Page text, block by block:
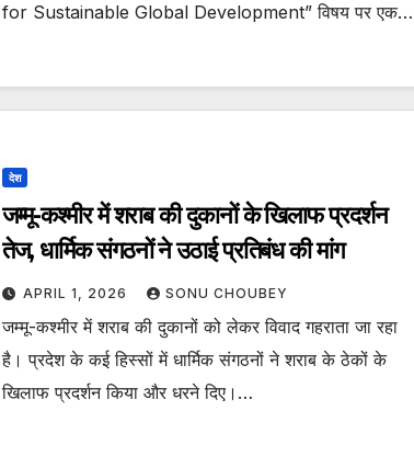
for Sustainable Global Development” विषय पर एक…
देश
जम्मू-कश्मीर में शराब की दुकानों के खिलाफ प्रदर्शन
तेज, धार्मिक संगठनों ने उठाई प्रतिबंध की मांग
APRIL 1, 2026 SONU CHOUBEY
जम्मू-कश्मीर में शराब की दुकानों को लेकर विवाद गहराता जा रहा
है। प्रदेश के कई हिस्सों में धार्मिक संगठनों ने शराब के ठेकों के
खिलाफ प्रदर्शन किया और धरने दिए।…